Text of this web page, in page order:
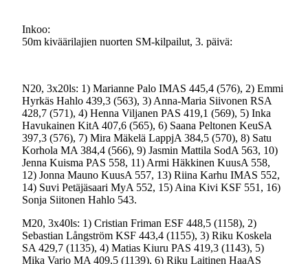
Inkoo:
50m kiväärilajien nuorten SM-kilpailut, 3. päivä:
N20, 3x20ls: 1) Marianne Palo IMAS 445,4 (576), 2) Emmi
Hyrkäs Hahlo 439,3 (563), 3) Anna-Maria Siivonen RSA
428,7 (571), 4) Henna Viljanen PAS 419,1 (569), 5) Inka
Havukainen KitA 407,6 (565), 6) Saana Peltonen KeuSA
397,3 (576), 7) Mira Mäkelä LappjA 384,5 (570), 8) Satu
Korhola MA 384,4 (566), 9) Jasmin Mattila SodA 563, 10)
Jenna Kuisma PAS 558, 11) Armi Häkkinen KuusA 558,
12) Jonna Mauno KuusA 557, 13) Riina Karhu IMAS 552,
14) Suvi Petäjäsaari MyA 552, 15) Aina Kivi KSF 551, 16)
Sonja Siitonen Hahlo 543.
M20, 3x40ls: 1) Cristian Friman ESF 448,5 (1158), 2)
Sebastian Långström KSF 443,4 (1155), 3) Riku Koskela
SA 429,7 (1135), 4) Matias Kiuru PAS 419,3 (1143), 5)
Mika Varjo MA 409,5 (1139), 6) Riku Laitinen HaaAS